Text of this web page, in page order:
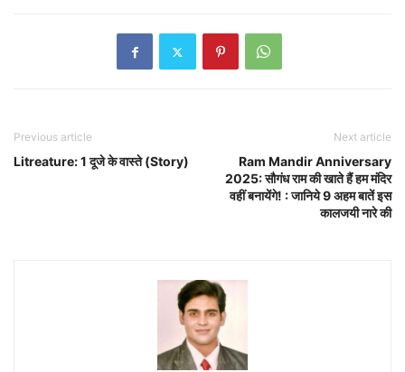
Previous article
Litreature: 1 दूजे के वास्ते (Story)
Next article
Ram Mandir Anniversary
2025: सौगंध राम की खाते हैं हम मंदिर
वहीं बनायेंगे! : जानिये 9 अहम बातें इस
कालजयी नारे की